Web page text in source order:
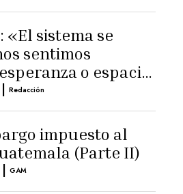
«El sistema se
sentimos
o espacio
| Redacción
impuesto al
(Parte II)
| GAM